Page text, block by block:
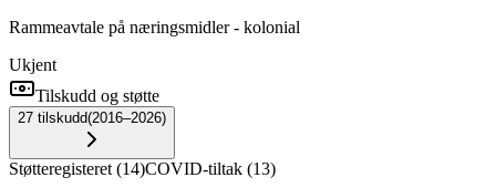
Rammeavtale på næringsmidler - kolonial
Ukjent
Tilskudd og støtte
27 tilskudd(2016–2026)
Støtteregisteret (14)COVID-tiltak (13)